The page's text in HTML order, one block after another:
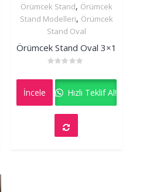
İncele
Örümcek Stand, Örümcek
Stand Modelleri, Örümcek
Stand Oval
Örümcek Stand Oval 3×1
0
İncele Hızlı Teklif Al!